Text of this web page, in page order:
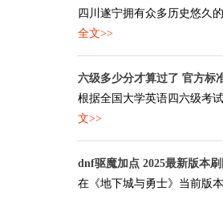
四川遂宁拥有众多历史悠久
全文>>
六级多少分才算过了 官方标
根据全国大学英语四六级考
文>>
dnf驱魔加点 2025最新版本
在《地下城与勇士》当前版